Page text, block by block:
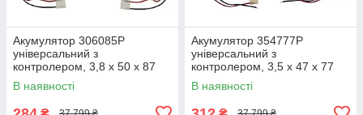
Акумулятор 306085P
універсальний з
контролером, 3,8 х 50 х 87
мм (1100 mAh)/ для
смартфона, планшета
В наявності
Акумулятор 354777P
універсальний з
контролером, 3,5 х 47 х 77
мм (1350 mAh)/ для
смартфона, планшета
В наявності